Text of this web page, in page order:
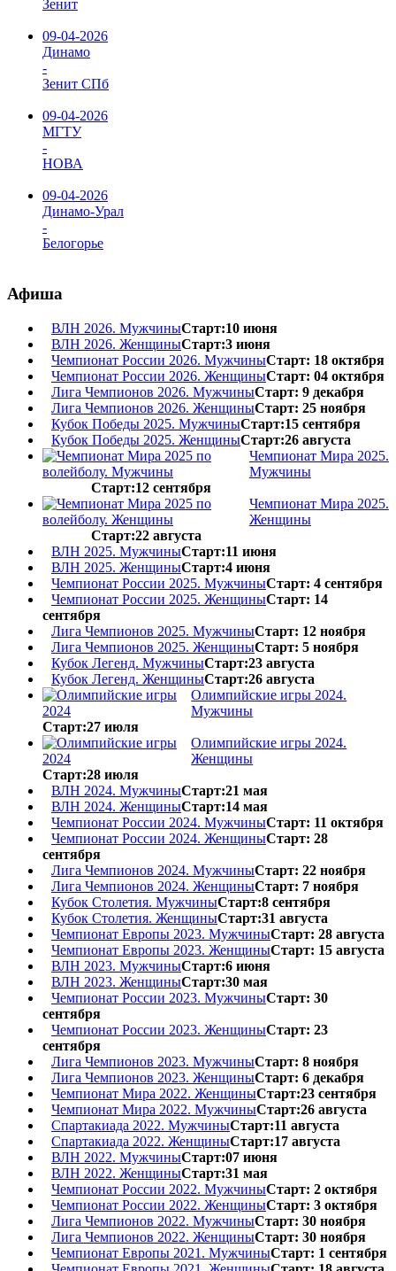
Зенит
09-04-2026
Динамо
-
Зенит СПб
09-04-2026
МГТУ
-
НОВА
09-04-2026
Динамо-Урал
-
Белогорье
Афиша
ВЛН 2026. МужчиныСтарт:10 июня
ВЛН 2026. ЖенщиныСтарт:3 июня
Чемпионат России 2026. МужчиныСтарт: 18 октября
Чемпионат России 2026. ЖенщиныСтарт: 04 октября
Лига Чемпионов 2026. МужчиныСтарт: 9 декабря
Лига Чемпионов 2026. ЖенщиныСтарт: 25 ноября
Кубок Победы 2025. МужчиныСтарт:15 сентября
Кубок Победы 2025. ЖенщиныСтарт:26 августа
Чемпионат Мира 2025.
Мужчины
Старт:12 сентября
Чемпионат Мира 2025.
Женщины
Старт:22 августа
ВЛН 2025. МужчиныСтарт:11 июня
ВЛН 2025. ЖенщиныСтарт:4 июня
Чемпионат России 2025. МужчиныСтарт: 4 сентября
Чемпионат России 2025. ЖенщиныСтарт: 14
сентября
Лига Чемпионов 2025. МужчиныСтарт: 12 ноября
Лига Чемпионов 2025. ЖенщиныСтарт: 5 ноября
Кубок Легенд. МужчиныСтарт:23 августа
Кубок Легенд. ЖенщиныСтарт:26 августа
Олимпийские игры 2024.
Мужчины
Старт:27 июля
Олимпийские игры 2024.
Женщины
Старт:28 июля
ВЛН 2024. МужчиныСтарт:21 мая
ВЛН 2024. ЖенщиныСтарт:14 мая
Чемпионат России 2024. МужчиныСтарт: 11 октября
Чемпионат России 2024. ЖенщиныСтарт: 28
сентября
Лига Чемпионов 2024. МужчиныСтарт: 22 ноября
Лига Чемпионов 2024. ЖенщиныСтарт: 7 ноября
Кубок Столетия. МужчиныСтарт:8 сентября
Кубок Столетия. ЖенщиныСтарт:31 августа
Чемпионат Европы 2023. МужчиныСтарт: 28 августа
Чемпионат Европы 2023. ЖенщиныСтарт: 15 августа
ВЛН 2023. МужчиныСтарт:6 июня
ВЛН 2023. ЖенщиныСтарт:30 мая
Чемпионат России 2023. МужчиныСтарт: 30
сентября
Чемпионат России 2023. ЖенщиныСтарт: 23
сентября
Лига Чемпионов 2023. МужчиныСтарт: 8 ноября
Лига Чемпионов 2023. ЖенщиныСтарт: 6 декабря
Чемпионат Мира 2022. ЖенщиныСтарт:23 сентября
Чемпионат Мира 2022. МужчиныСтарт:26 августа
Спартакиада 2022. МужчиныСтарт:11 августа
Спартакиада 2022. ЖенщиныСтарт:17 августа
ВЛН 2022. МужчиныСтарт:07 июня
ВЛН 2022. ЖенщиныСтарт:31 мая
Чемпионат России 2022. МужчиныСтарт: 2 октября
Чемпионат России 2022. ЖенщиныСтарт: 3 октября
Лига Чемпионов 2022. МужчиныСтарт: 30 ноября
Лига Чемпионов 2022. ЖенщиныСтарт: 30 ноября
Чемпионат Европы 2021. МужчиныСтарт: 1 сентября